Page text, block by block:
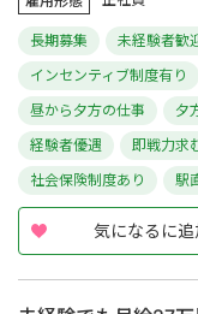
長期募集 未経験者歓
インセンティブ制度有り
昼から夕方の仕事
夕
経験者優遇
即戦力求
社会保険制度あり
駅
気になるに追